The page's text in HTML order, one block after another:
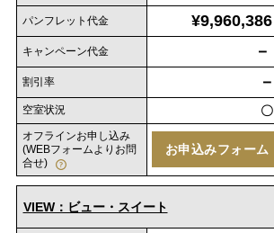
パンフレット代金 ¥9,960,386
キャンペーン代金 －
割引率 －
空室状況 〇
オフラインお申し込み
(WEBフォームよりお問
合せ)
お申込みフォーム
VIEW：ビュー・スイート